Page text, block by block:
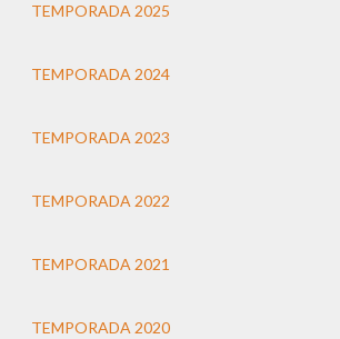
TEMPORADA 2025
TEMPORADA 2024
TEMPORADA 2023
TEMPORADA 2022
TEMPORADA 2021
TEMPORADA 2020